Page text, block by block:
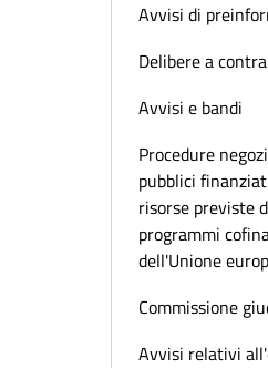
Avvisi di
Delibere a
Avvisi e bandi
Procedure
pubblici
risorse previste
programmi
dell'Unione
Commissione
Avvisi relativi